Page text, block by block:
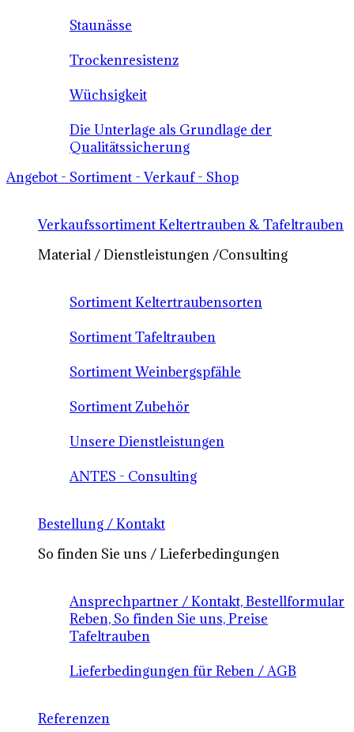
Staunässe
Trockenresistenz
Wüchsigkeit
Die Unterlage als Grundlage der
Qualitätssicherung
Angebot - Sortiment - Verkauf - Shop
Verkaufssortiment Keltertrauben & Tafeltrauben
Material / Dienstleistungen /Consulting
Sortiment Keltertraubensorten
Sortiment Tafeltrauben
Sortiment Weinbergspfähle
Sortiment Zubehör
Unsere Dienstleistungen
ANTES - Consulting
Bestellung / Kontakt
So finden Sie uns / Lieferbedingungen
Ansprechpartner / Kontakt, Bestellformular
Reben, So finden Sie uns, Preise
Tafeltrauben
Lieferbedingungen für Reben / AGB
Referenzen